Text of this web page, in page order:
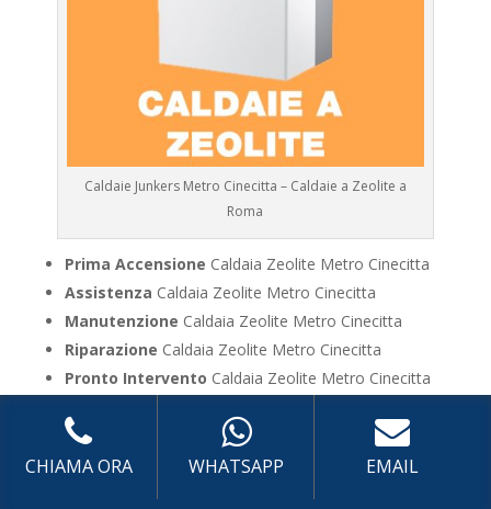
Caldaie Junkers Metro Cinecitta – Caldaie a Zeolite a
Roma
Prima Accensione Caldaia Zeolite Metro Cinecitta
Assistenza Caldaia Zeolite Metro Cinecitta
Manutenzione Caldaia Zeolite Metro Cinecitta
Riparazione Caldaia Zeolite Metro Cinecitta
Pronto Intervento Caldaia Zeolite Metro Cinecitta
Pulizia
Caldaia Zeolite Metro Cinecitta
Controllo Fumi
Caldaia Zeolite Metro Cinecitta
CHIAMA ORA WHATSAPP EMAIL